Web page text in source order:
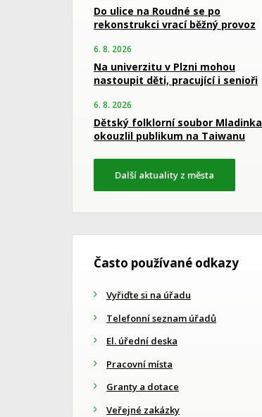
Do ulice na Roudné se po
rekonstrukci vrací běžný provoz
6. 8. 2026
Na univerzitu v Plzni mohou
nastoupit děti, pracující i senioři
6. 8. 2026
Dětský folklorní soubor Mladinka
okouzlil publikum na Taiwanu
Další aktuality z města
Často používané odkazy
Vyřiďte si na úřadu
Telefonní seznam úřadů
El. úřední deska
Pracovní místa
Granty a dotace
Veřejné zakázky